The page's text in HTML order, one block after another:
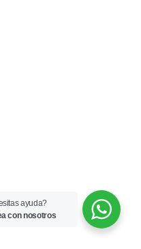
ayuda?
con nosotros